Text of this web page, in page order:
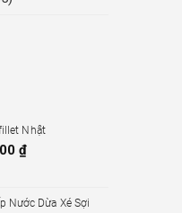
Nhật
₫
Nước Dừa Xé Sợi